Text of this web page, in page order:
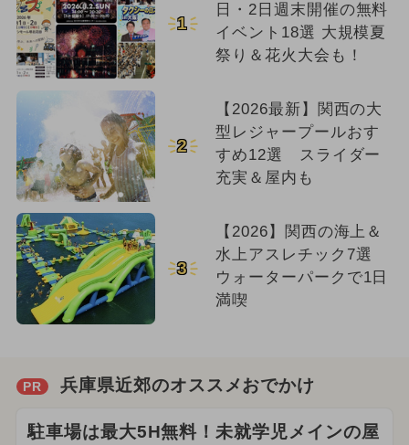
1
日・2日週末開催の無料
イベント18選 大規模夏
祭り＆花火大会も！
2
【2026最新】関西の大
型レジャープールおす
すめ12選 スライダー
充実＆屋内も
3
【2026】関西の海上＆
水上アスレチック7選
ウォーターパークで1日
満喫
PR 兵庫県近郊のオススメおでかけ
駐車場は最大5H無料！未就学児メインの屋